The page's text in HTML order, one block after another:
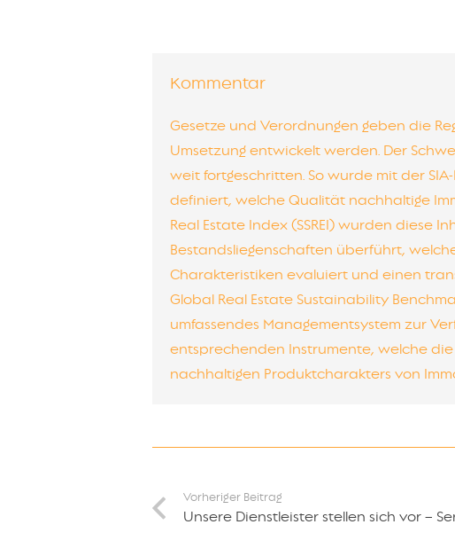
Kommentar
Gesetze und Verordnungen geben die
Umsetzung entwickelt werden. Der
weit fortgeschritten. So wurde mit der
definiert, welche Qualität nachhaltige
Real Estate Index (SSREI) wurden diese
Bestandsliegenschaften überführt,
Charakteristiken evaluiert und einen
Global Real Estate Sustainability
umfassendes Managementsystem zur
entsprechenden Instrumente, welche
nachhaltigen Produktcharakters von
Vorheriger Beitrag
Unsere Dienstleister stellen sich vor –